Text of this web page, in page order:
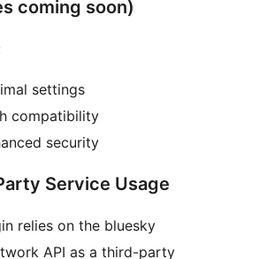
coming soon)
settings
compatibility
security
Service Usage
relies on the bluesky
API as a third-party